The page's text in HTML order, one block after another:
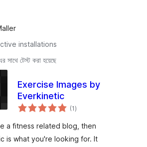
installations
সাথে টেস্ট করা হয়েছে
Exercise Images by
Everkinetic
(1total
ratings
)
a fitness related blog, then
is what you're looking for. It